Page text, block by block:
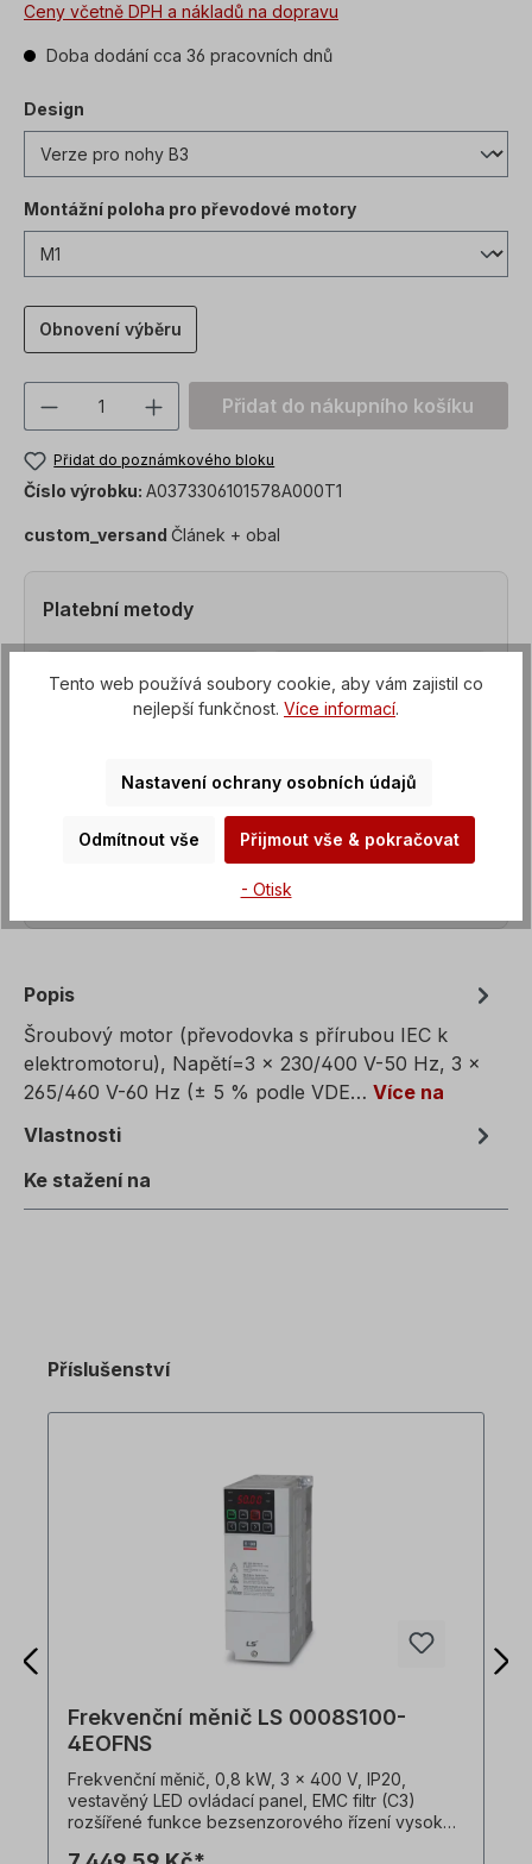
Ceny včetně DPH a nákladů na dopravu
Doba dodání cca 36 pracovních dnů
Design
Montážní poloha pro převodové motory
Obnovení výběru
Množství produktu: Zadejte
Přidat do nákupního košíku
Přidat do poznámkového bloku
Číslo výrobku: A0373306101578A000T1
custom_versand Článek + obal
Platební metody
Popis
Šroubový motor (převodovka s přírubou IEC k
elektromotoru), Napětí=3 x 230/400 V-50 Hz, 3 x
265/460 V-60 Hz (± 5 % podle VDE… Více na
Vlastnosti
Ke stažení na
Příslušenství
Frekvenční měnič LS 0008S100-
4EOFNS
Frekvenční měnič, 0,8 kW, 3 x 400 V, IP20,
vestavěný LED ovládací panel, EMC filtr (C3)
rozšířené funkce bezsenzorového řízení vysoký
Tento web používá soubory cookie, aby vám zajistil co
nejlepší funkčnost. Více informací.
Nastavení ochrany osobních údajů
Odmítnout vše Přijmout vše & pokračovat
- Otisk